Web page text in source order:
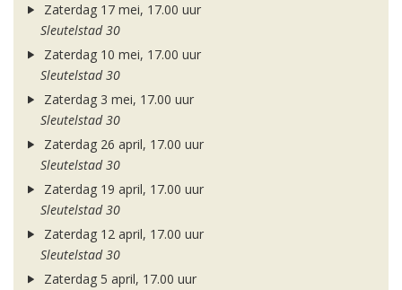
Zaterdag 17 mei, 17.00 uur
Sleutelstad 30
Zaterdag 10 mei, 17.00 uur
Sleutelstad 30
Zaterdag 3 mei, 17.00 uur
Sleutelstad 30
Zaterdag 26 april, 17.00 uur
Sleutelstad 30
Zaterdag 19 april, 17.00 uur
Sleutelstad 30
Zaterdag 12 april, 17.00 uur
Sleutelstad 30
Zaterdag 5 april, 17.00 uur